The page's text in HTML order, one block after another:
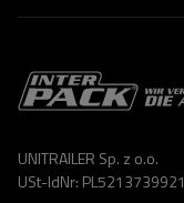
UNITRAILER Sp. z o.o.
USt-IdNr: PL5213739921